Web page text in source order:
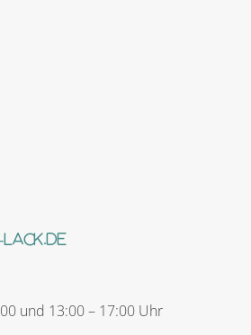
lack.de
und 13:00 – 17:00 Uhr